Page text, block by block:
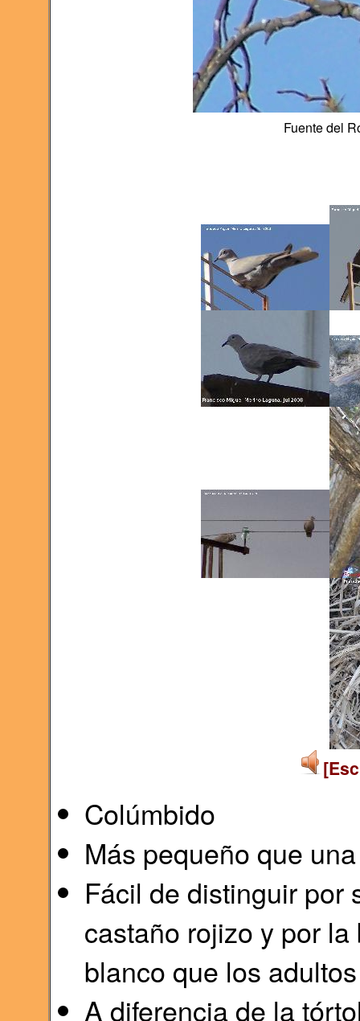
Fuente del
Colúmbido
Más pequeño que
Fácil de distinguir por
castaño rojizo y por
blanco que los
A diferencia de la